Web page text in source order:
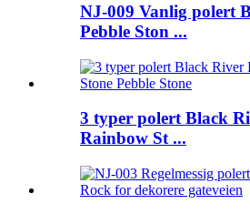
NJ-009 Vanlig polert
Pebble Ston ...
3 typer polert Black
Rainbow St ...